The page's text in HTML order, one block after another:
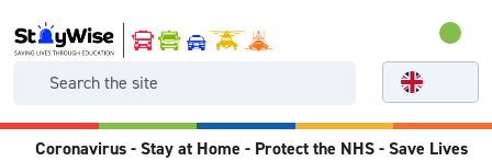
Coronavirus - Stay at Home - Protect the NHS - Save Lives